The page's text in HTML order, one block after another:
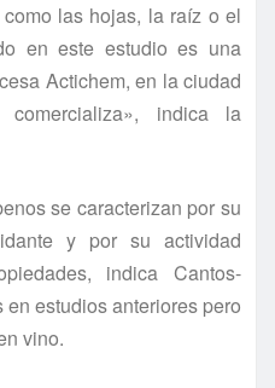
las hojas, la raíz o el
en este estudio es una
Actichem, en la ciudad
indica la
se caracterizan por su
y por su actividad
indica Cantos-
estudios anteriores pero
vino.